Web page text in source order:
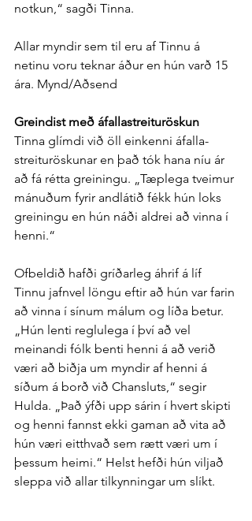
notkun,“ sagði Tinna.
Allar myndir sem til eru af Tinnu á
netinu voru teknar áður en hún varð 15
ára. Mynd/Aðsend
Greindist með á­falla­streitu­röskun
Tinna glímdi við öll ein­kenni á­falla­
streitu­röskunar en það tók hana níu ár
að fá rétta greiningu. „Tæp­lega tveimur
mánuðum fyrir and­látið fékk hún loks
greiningu en hún náði aldrei að vinna í
henni.“
Of­beldið hafði gríðar­leg á­hrif á líf
Tinnu jafn­vel löngu eftir að hún var farin
að vinna í sínum málum og líða betur.
„Hún lenti reglu­lega í því að vel
meinandi fólk benti henni á að verið
væri að biðja um myndir af henni á
síðum á borð við Chansluts,“ segir
Hulda. „Það ýfði upp sárin í hvert skipti
og henni fannst ekki gaman að vita að
hún væri eitt­hvað sem rætt væri um í
þessum heimi.“ Helst hefði hún viljað
sleppa við allar til­kynningar um slíkt.